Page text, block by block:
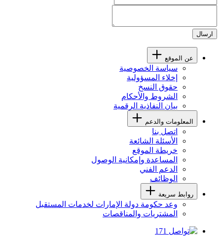
ارسال
عن الموقع
سياسة الخصوصية
إخلاء المسؤولية
حقوق النسخ
الشروط والأحكام
بيان النفاذية الرقمية
المعلومات والدعم
اتصل بنا
الأسئلة الشائعة
خريطة الموقع
المساعدة وإمكانية الوصول
الدعم الفني
الوظائف
روابط سريعة
وعد حكومة دولة الإمارات لخدمات المستقبل
المشتريات والمناقصات